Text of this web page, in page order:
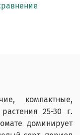
компактные,
25-30 г.
доминирует